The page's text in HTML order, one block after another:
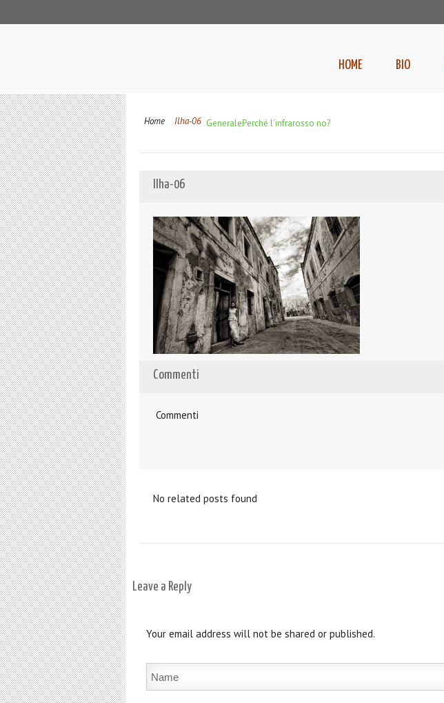
HOME BIO
Home GeneralePerché l’infrarosso no?
Ilha-06
Ilha-06
Commenti
Commenti
No related posts found
Leave a Reply
Your email address will not be shared or published.